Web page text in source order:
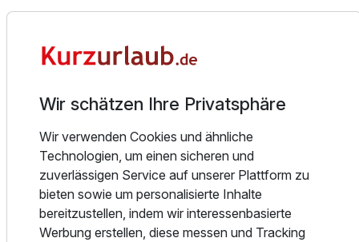
In unserem Wellnessbereich befindet sich das Thermal-
Hallenbad (6×10 Meter) mit 33°C, die Aromasauna, die
Kneippweg, und die Wasserfalldusche. Entspannen Sie auf
unserer schönen Liegewiese und auf der Sonnenterrasse.
Die hauseigene Kurabteilung verwöhnt Sie mit
verschiedenen Massagen (z.B. Antistress Massage,
Entspannungsmassage usw.), Radon-Thermalwannenbad,
Thermalinhalation, Moorpackungen, Peelings und
Nachtkerzenöl-Cremebad.
Wir schätzen Ihre Privatsphäre
Wir verwenden Cookies und ähnliche
Technologien, um einen sicheren und
zuverlässigen Service auf unserer Plattform zu
bieten sowie um personalisierte Inhalte
bereitzustellen, indem wir interessenbasierte
Werbung erstellen, diese messen und Tracking